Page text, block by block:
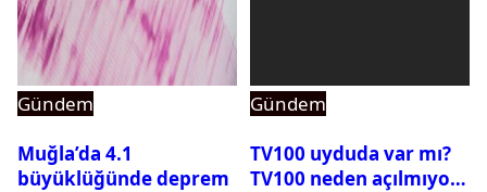
Gündem
Muğla’da 4.1
büyüklüğünde deprem
Gündem
TV100 uyduda var mı?
TV100 neden açılmıyor?